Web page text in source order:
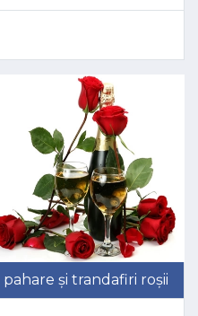
și trandafiri roșii